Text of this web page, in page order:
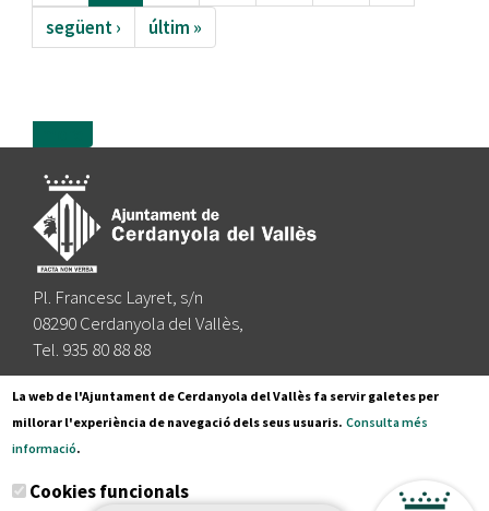
següent ›
últim »
Pl. Francesc Layret, s/n
08290 Cerdanyola del Vallès,
Tel. 935 80 88 88
Segueix-nos a:
Subscriu-te al nostre butlletí
La web de l'Ajuntament de Cerdanyola del Vallès fa servir galetes per
millorar l'experiència de navegació dels seus usuaris. Consulta més
informació.
Cookies funcionals